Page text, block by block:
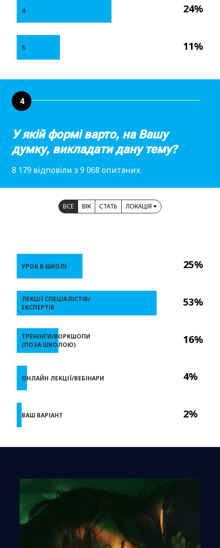
24%
11%
4
5
4
У якій формі варто, на Вашу
думку, викладати дану тему?
8 179 відповіли з 9 068 опитаних
ВСЕ ВІК СТАТЬ ЛОКАЦІЯ
25%
53%
16%
4%
2%
УРОК В ШКОЛІ
ЛЕКЦІЇ СПЕЦІАЛІСТІВ/
ЕКСПЕРТІВ
ТРЕНІНГИ/ВОРКШОПИ
(ПОЗА ШКОЛОЮ)
ОНЛАЙН ЛЕКЦІЇ/ВЕБІНАРИ
ВАШ ВАРІАНТ